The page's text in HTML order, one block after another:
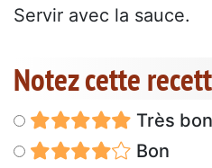
Servir avec la sauce.
Notez cette
Très
Bon